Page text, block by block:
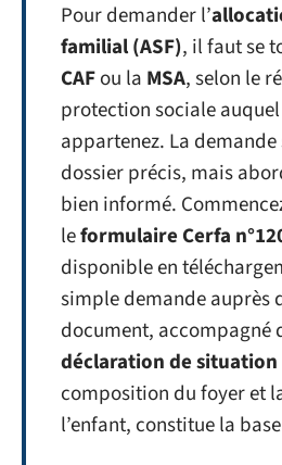
Pour demander l’
familial (ASF), il faut se
CAFou la MSA, selon le
protection sociale
appartenez. La
dossier précis, mais
bien informé.
leformulaire Cerfa
disponible en
simple demande auprès
document, accompagné
déclaration de situation
composition du foyer et
l’enfant, constitue la